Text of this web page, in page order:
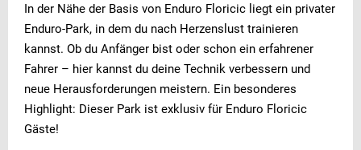
In der Nähe der Basis von Enduro Floricic liegt ein privater
Enduro-Park, in dem du nach Herzenslust trainieren
kannst. Ob du Anfänger bist oder schon ein erfahrener
Fahrer – hier kannst du deine Technik verbessern und
neue Herausforderungen meistern. Ein besonderes
Highlight: Dieser Park ist exklusiv für Enduro Floricic
Gäste!